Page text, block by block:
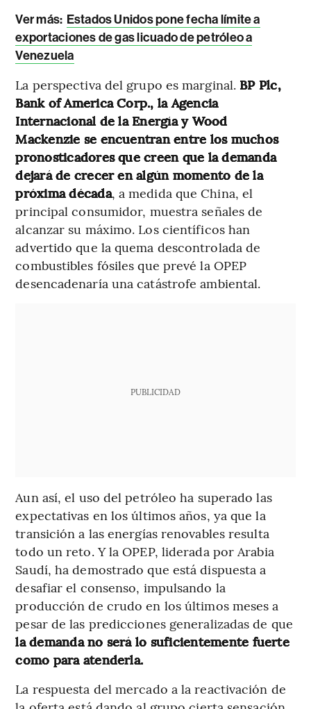
Ver más: Estados Unidos pone fecha límite a
exportaciones de gas licuado de petróleo a
Venezuela
La perspectiva del grupo es marginal. BP Plc,
Bank of America Corp., la Agencia
Internacional de la Energía y Wood
Mackenzie se encuentran entre los muchos
pronosticadores que creen que la demanda
dejará de crecer en algún momento de la
próxima década, a medida que China, el
principal consumidor, muestra señales de
alcanzar su máximo. Los científicos han
advertido que la quema descontrolada de
combustibles fósiles que prevé la OPEP
desencadenaría una catástrofe ambiental.
PUBLICIDAD
Aun así, el uso del petróleo ha superado las
expectativas en los últimos años, ya que la
transición a las energías renovables resulta
todo un reto. Y la OPEP, liderada por Arabia
Saudí, ha demostrado que está dispuesta a
desafiar el consenso, impulsando la
producción de crudo en los últimos meses a
pesar de las predicciones generalizadas de que
la demanda no será lo suficientemente fuerte
como para atenderla.
La respuesta del mercado a la reactivación de